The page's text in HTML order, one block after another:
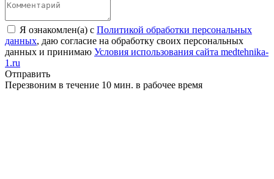
Я ознакомлен(а) с Политикой обработки персональных
данных, даю согласие на обработку своих персональных
данных и принимаю Условия использования сайта medtehnika-
1.ru
Отправить
Перезвоним в течение 10 мин. в рабочее время